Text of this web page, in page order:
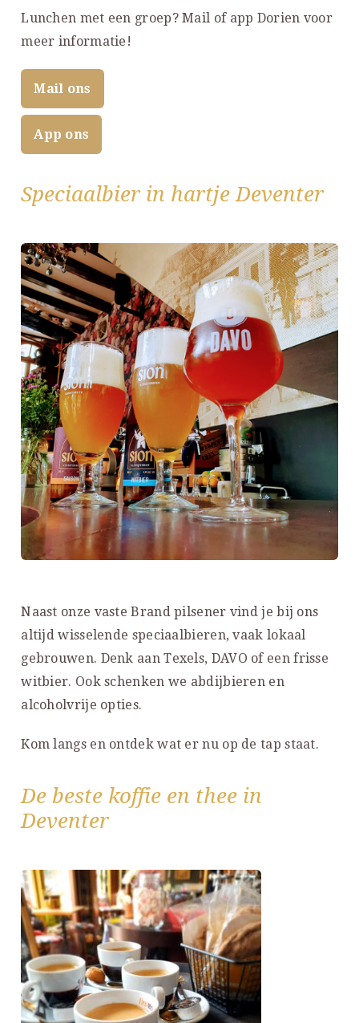
Lunchen met een groep? Mail of app Dorien voor
meer informatie!
Mail ons
App ons
Speciaalbier in hartje Deventer
Naast onze vaste Brand pilsener vind je bij ons
altijd wisselende speciaalbieren, vaak lokaal
gebrouwen. Denk aan Texels, DAVO of een frisse
witbier. Ook schenken we abdijbieren en
alcoholvrije opties.
Kom langs en ontdek wat er nu op de tap staat.
De beste koffie en thee in
Deventer